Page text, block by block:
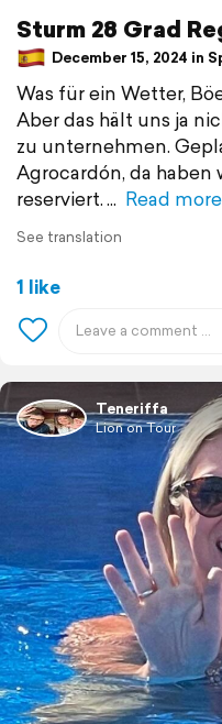
Sturm 28 Grad
December 15, 2024 in
Was für ein Wetter,
Aber das hält uns ja
zu unternehmen.
Agrocardón, da haben
reserviert.
Read more
See translation
1 like
Teneriffa
Lion on Tour